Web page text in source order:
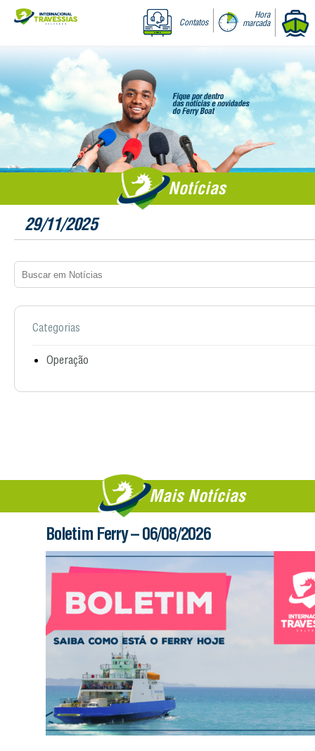
Contatos
Hora
marcada
Notícias
29/11/2025
Categorias
Operação
Mais Notícias
Boletim Ferry – 06/08/2026